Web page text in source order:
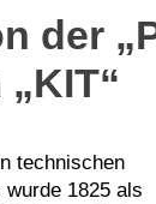
der
technischen
1825 als